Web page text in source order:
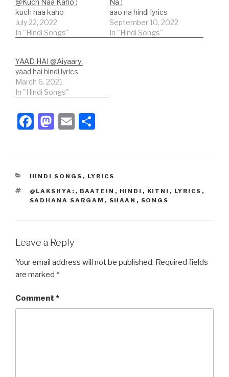
@Kuch Naa Kaho :
kuch naa kaho
July 22, 2022
In "Hindi Songs"
Na :
aao na hindi lyrics
September 10, 2022
In "Hindi Songs"
YAAD HAI @Aiyaary:
yaad hai hindi lyrics
March 6, 2021
In "Hindi Songs"
F
e
b
o
k
M
o
d
o
E
e
CATEGORIES
HINDI SONGS , LYRICS
TAGS
@LAKSHYA: , BAATEIN , HINDI , KITNI , LYRICS ,
SADHANA SARGAM , SHAAN , SONGS
Leave a Reply
Your email address will not be published. Required fields
are marked *
Comment *